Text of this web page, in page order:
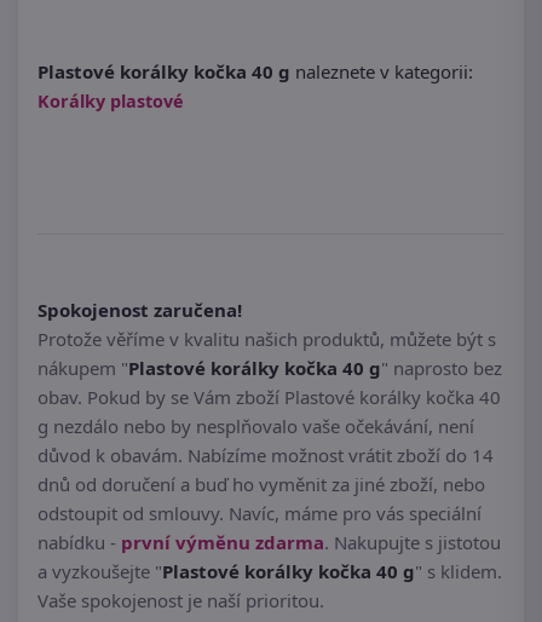
Plastové korálky kočka 40 g naleznete v kategorii:
Korálky plastové
Spokojenost zaručena!
Protože věříme v kvalitu našich produktů, můžete být s
nákupem "Plastové korálky kočka 40 g" naprosto bez
obav. Pokud by se Vám zboží Plastové korálky kočka 40
g nezdálo nebo by nesplňovalo vaše očekávání, není
důvod k obavám. Nabízíme možnost vrátit zboží do 14
dnů od doručení a buď ho vyměnit za jiné zboží, nebo
odstoupit od smlouvy. Navíc, máme pro vás speciální
nabídku - první výměnu zdarma. Nakupujte s jistotou
a vyzkoušejte "Plastové korálky kočka 40 g" s klidem.
Vaše spokojenost je naší prioritou.